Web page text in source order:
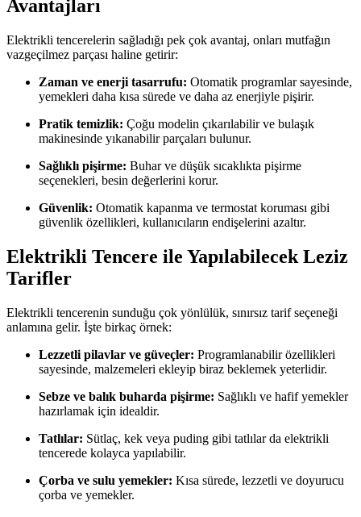
Avantajları
Elektrikli tencerelerin sağladığı pek çok avantaj, onları mutfağın
vazgeçilmez parçası haline getirir:
Zaman ve enerji tasarrufu: Otomatik programlar sayesinde,
yemekleri daha kısa sürede ve daha az enerjiyle pişirir.
Pratik temizlik: Çoğu modelin çıkarılabilir ve bulaşık
makinesinde yıkanabilir parçaları bulunur.
Sağlıklı pişirme: Buhar ve düşük sıcaklıkta pişirme
seçenekleri, besin değerlerini korur.
Güvenlik: Otomatik kapanma ve termostat koruması gibi
güvenlik özellikleri, kullanıcıların endişelerini azaltır.
Elektrikli Tencere ile Yapılabilecek Leziz
Tarifler
Elektrikli tencerenin sunduğu çok yönlülük, sınırsız tarif seçeneği
anlamına gelir. İşte birkaç örnek:
Lezzetli pilavlar ve güveçler: Programlanabilir özellikleri
sayesinde, malzemeleri ekleyip biraz beklemek yeterlidir.
Sebze ve balık buharda pişirme: Sağlıklı ve hafif yemekler
hazırlamak için idealdir.
Tatlılar: Sütlaç, kek veya puding gibi tatlılar da elektrikli
tencerede kolayca yapılabilir.
Çorba ve sulu yemekler: Kısa sürede, lezzetli ve doyurucu
çorba ve yemekler.